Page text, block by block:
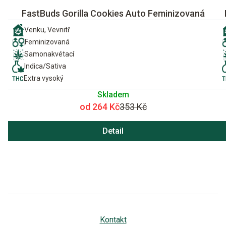
FastBuds Gorilla Cookies Auto Feminizovaná
Venku, Vevnitř
Feminizovaná
Samonakvétací
Indica/Sativa
Extra vysoký
Skladem
od 264 Kč353 Kč
Detail
Kontakt